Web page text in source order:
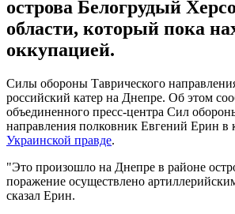
острова Белогрудый
области, который пока
оккупацией.
Силы обороны Таврического
российский катер на Днепре. Об этом
объединенного пресс-центра Сил
направления полковник Евгений Ерин в
Украинской правде.
"Это произошло на Днепре в районе
поражение осуществлено
сказал Ерин.